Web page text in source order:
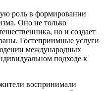
роль в формировании
Оно не только
но и создает
Гостеприимные услуги
международных
подходе к
воспринимали